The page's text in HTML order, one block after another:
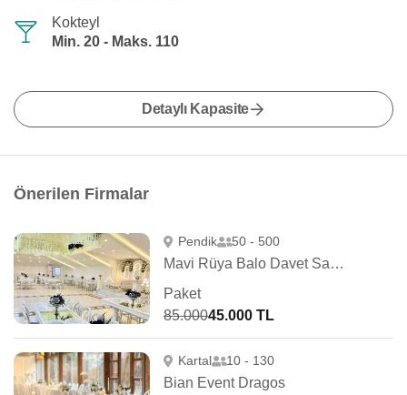
Kokteyl
Min. 20 - Maks. 110
Detaylı Kapasite
Önerilen Firmalar
Pendik 50 - 500
Mavi Rüya Balo Davet Salonu
Paket
85.00045.000 TL
Kartal 10 - 130
Bian Event Dragos